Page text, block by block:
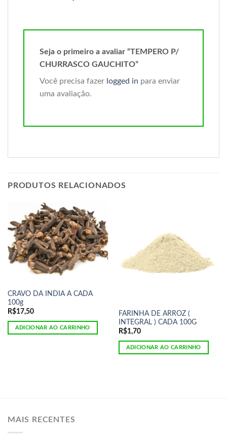
Seja o primeiro a avaliar “TEMPERO P/
CHURRASCO GAUCHITO”
Você precisa fazer logged in para enviar
uma avaliação.
PRODUTOS RELACIONADOS
CRAVO DA INDIA A CADA
100g
R$17,50
ADICIONAR AO CARRINHO
FARINHA DE ARROZ (
INTEGRAL ) CADA 100G
R$1,70
ADICIONAR AO CARRINHO
MAIS RECENTES